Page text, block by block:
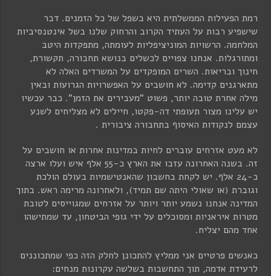
רמת הפעילות הממשלתית היא בשפל של כל הזמנים. דבר
שישפיע רבות על העתיד הקרוב והרחוק שלנו בשל אינטנסיביות
המלחמה. הרשויות המוניציפליות לעומתה, מתפקדות היטב
ומתורגלות. אנחנו צפויים לכשלים בנושא תחבורה, תקשורת,
חינוך ובריאות. השרים המופקדים על המשרדים האלה לא
מתארגנים קדימה. לא חושבים על האפשרויות הגרועות ובאין
מילה אחרת טובה יותר, פשוט "מעבירים את הזמן". כבר עכשיו
יש עלינו מצור תעופתי דה-פקטו, חיילים לא מצליחים לשנע
עצמם לנקודות האיסוף בתחבורה ציבורית .
לא מעט אזרחים עוברים לחיות במדינות אחרות או חושבים על
זה. בשנה האחרונה עזבו את הארץ כ-55 אלף איש ועלו ארצה
כ-24 אלף. יש לקחת בחשבון שהאנטישמיות בעולם הולכת
וגוברת (או שאולי היתה שם תמיד), ולאחרונה מרימה ראש. בתוך
המדינה אנחנו נשמע יותר ויותר על אזרחים שמגוייסים לטובת
מטרות איראניות ומסוכלים על ידי גופי הביטחון, עד שמתישהו
אחד מהם יצליח.
כאנשים פרטיים אני ממליץ להתכונן לחלק הזה כפי שמתכוננים
לרעידת אדמה, תוך התחשבות בשלשה עקרונות מנחים: